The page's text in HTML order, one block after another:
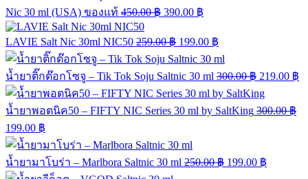
Nic 30 ml (USA) ของแท้ 450.00฿ 390.00 ฿
LAVIE Salt Nic 30ml NIC50 259.00฿ 199.00 ฿
น้ำยาติ๊กต๊อกโซจู – Tik Tok Soju Saltnic 30 ml 300.00฿ 219.00 ฿
น้ำยาพอตนิค50 – FIFTY NIC Series 30 ml by SaltKing 300.00฿
199.00 ฿
น้ำยามาโบร่า – Marlbora Saltnic 30 ml 250.00฿ 199.00 ฿